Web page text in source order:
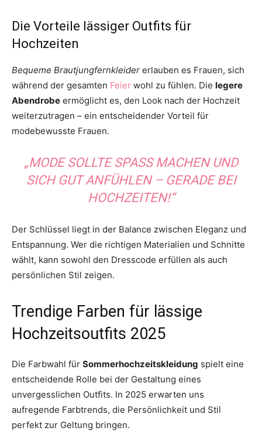
Die Vorteile lässiger Outfits für
Hochzeiten
Bequeme Brautjungfernkleider erlauben es Frauen, sich
während der gesamten Feier wohl zu fühlen. Die legere
Abendrobe ermöglicht es, den Look nach der Hochzeit
weiterzutragen – ein entscheidender Vorteil für
modebewusste Frauen.
„MODE SOLLTE SPASS MACHEN UND S
ICH GUT ANFÜHLEN – GERADE BEI H
OCHZEITEN!“
Der Schlüssel liegt in der Balance zwischen Eleganz und
Entspannung. Wer die richtigen Materialien und Schnitte
wählt, kann sowohl den Dresscode erfüllen als auch
persönlichen Stil zeigen.
Trendige Farben für lässige
Hochzeitsoutfits 2025
Die Farbwahl für Sommerhochzeitskleidung spielt eine
entscheidende Rolle bei der Gestaltung eines
unvergesslichen Outfits. In 2025 erwarten uns
aufregende Farbtrends, die Persönlichkeit und Stil
perfekt zur Geltung bringen.